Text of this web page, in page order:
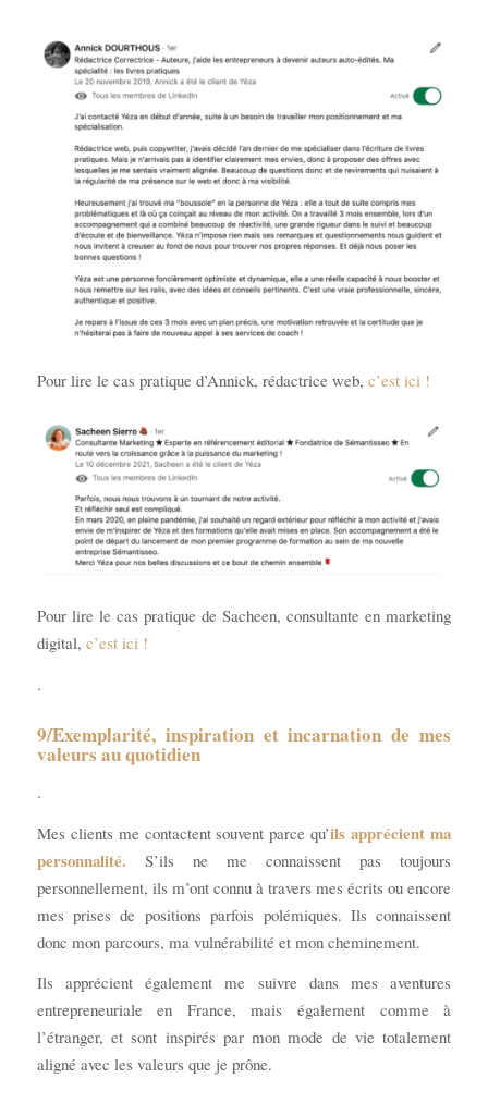
Pour lire le cas pratique d’Annick, rédactrice web, c’est ici !
Pour lire le cas pratique de Sacheen, consultante en marketing
digital, c’est ici !
.
9/Exemplarité, inspiration et incarnation de mes
valeurs au quotidien
.
Mes clients me contactent souvent parce qu’ils apprécient ma
personnalité. S’ils ne me connaissent pas toujours
personnellement, ils m’ont connu à travers mes écrits ou encore
mes prises de positions parfois polémiques. Ils connaissent
donc mon parcours, ma vulnérabilité et mon cheminement.
Ils apprécient également me suivre dans mes aventures
entrepreneuriale en France, mais également commeà
l’étranger, et sont inspirés par mon mode de vie totalement
aligné avec les valeurs que je prône.